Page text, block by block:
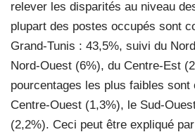
relever les disparités au niveau
plupart des postes occupés sont
Grand-Tunis : 43,5%, suivi du
Nord-Ouest (6%), du Centre-Est
pourcentages les plus faibles sont
Centre-Ouest (1,3%), le Sud-
(2,2%). Ceci peut être expliqué